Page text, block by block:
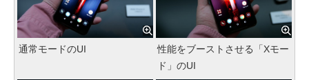
通常モードのUI
性能をブーストさせる「Xモー
ド」のUI